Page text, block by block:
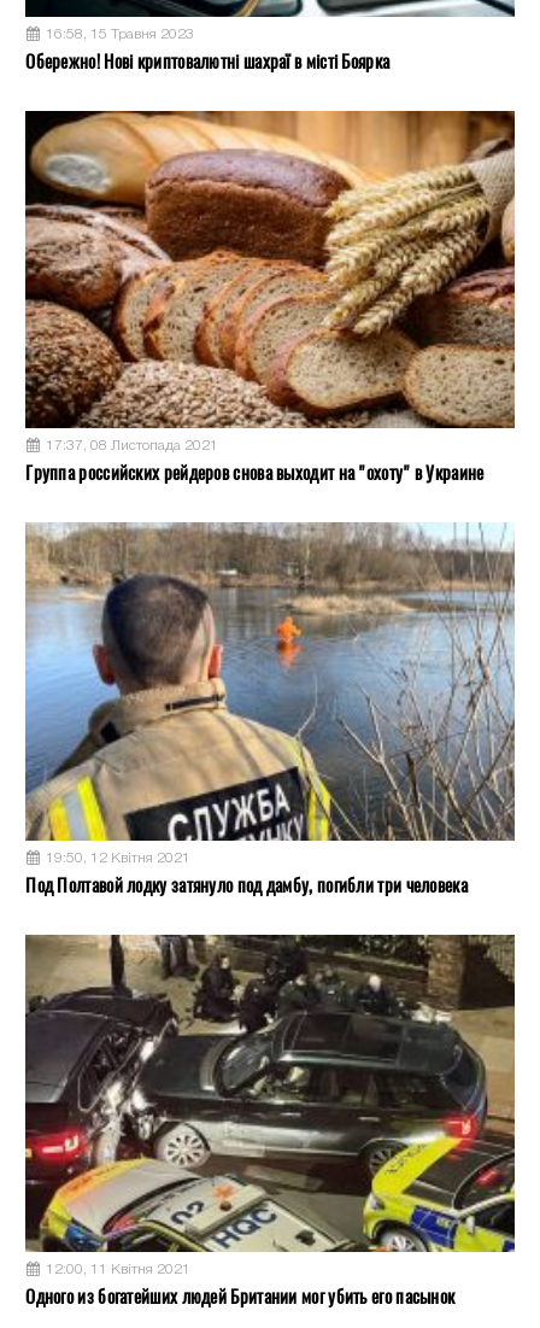
16:58, 15 Травня 2023
Обережно! Нові криптовалютні шахраї в місті Боярка
17:37, 08 Листопада 2021
Группа российских рейдеров снова выходит на "охоту" в Украине
19:50, 12 Квітня 2021
Под Полтавой лодку затянуло под дамбу, погибли три человека
12:00, 11 Квітня 2021
Одного из богатейших людей Британии мог убить его пасынок